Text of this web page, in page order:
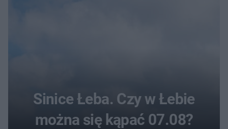
Sinice Łeba. Czy w Łebie
można się kąpać 07.08?